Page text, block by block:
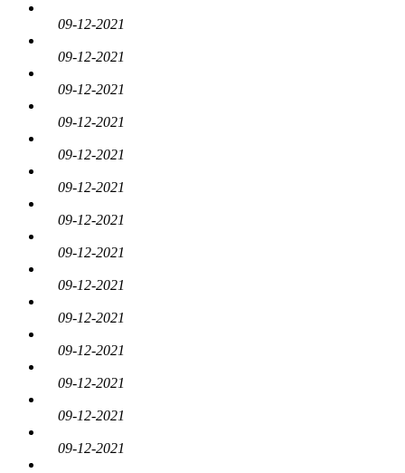
09-12-2021
09-12-2021
09-12-2021
09-12-2021
09-12-2021
09-12-2021
09-12-2021
09-12-2021
09-12-2021
09-12-2021
09-12-2021
09-12-2021
09-12-2021
09-12-2021